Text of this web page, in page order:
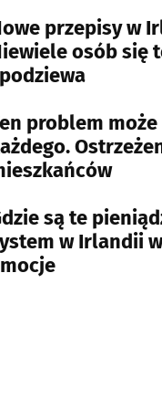
przepisy w
osób się
problem
są te
w Irlandii